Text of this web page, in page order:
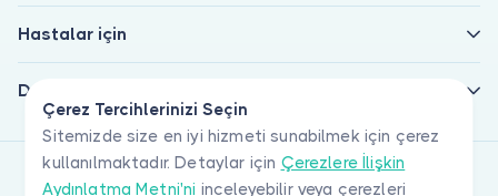
Çerez Tercihlerinizi Seçin
Sitemizde size en iyi hizmeti sunabilmek için çerez
kullanılmaktadır. Detaylar için Çerezlere İlişkin
Aydınlatma Metni'ni inceleyebilir veya çerezleri
Hastalar için
Doktorlar için